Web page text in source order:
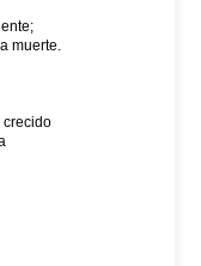
muerte.
crecido